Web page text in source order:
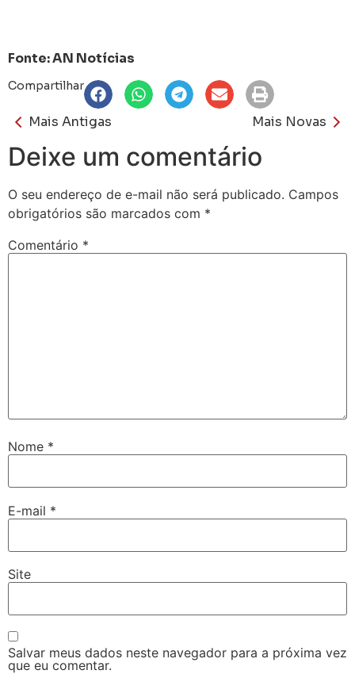
Fonte: AN Notícias
Compartilhar
Mais Antigas Mais Novas
Deixe um comentário
O seu endereço de e-mail não será publicado. Campos
obrigatórios são marcados com *
Comentário *
Nome *
E-mail *
Site
Salvar meus dados neste navegador para a próxima vez
que eu comentar.